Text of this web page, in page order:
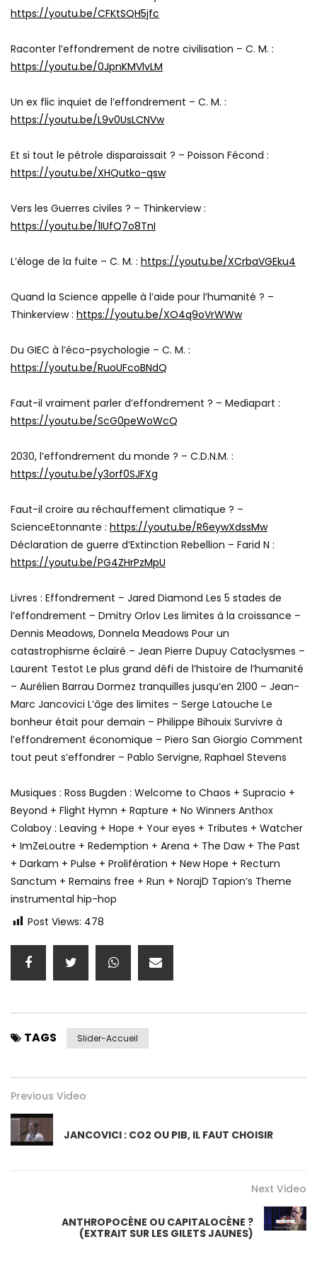
https://youtu.be/CFKtSQH5jfc
Raconter l’effondrement de notre civilisation – C. M. :
https://youtu.be/0JpnKMVlvLM
Un ex flic inquiet de l’effondrement – C. M. :
https://youtu.be/L9v0UsLCNVw
Et si tout le pétrole disparaissait ? – Poisson Fécond :
https://youtu.be/XHQutko-qsw
Vers les Guerres civiles ? – Thinkerview :
https://youtu.be/1IUfQ7o8TnI
L’éloge de la fuite – C. M. : https://youtu.be/XCrbaVGEku4
Quand la Science appelle à l’aide pour l’humanité ? –
Thinkerview : https://youtu.be/XO4q9oVrWWw
Du GIEC à l’éco-psychologie – C. M. :
https://youtu.be/RuoUFcoBNdQ
Faut-il vraiment parler d’effondrement ? – Mediapart :
https://youtu.be/ScG0peWoWcQ
2030, l’effondrement du monde ? – C.D.N.M. :
https://youtu.be/y3orf0SJFXg
Faut-il croire au réchauffement climatique ? –
ScienceEtonnante : https://youtu.be/R6eywXdssMw
Déclaration de guerre d’Extinction Rebellion – Farid N :
https://youtu.be/PG4ZHrPzMpU
Livres : Effondrement – Jared Diamond Les 5 stades de
l’effondrement – Dmitry Orlov Les limites à la croissance –
Dennis Meadows, Donnela Meadows Pour un
catastrophisme éclairé – Jean Pierre Dupuy Cataclysmes –
Laurent Testot Le plus grand défi de l’histoire de l’humanité
– Aurélien Barrau Dormez tranquilles jusqu’en 2100 – Jean-
Marc Jancovici L’âge des limites – Serge Latouche Le
bonheur était pour demain – Philippe Bihouix Survivre à
l’effondrement économique – Piero San Giorgio Comment
tout peut s’effondrer – Pablo Servigne, Raphael Stevens
Musiques : Ross Bugden : Welcome to Chaos + Supracio +
Beyond + Flight Hymn + Rapture + No Winners Anthox
Colaboy : Leaving + Hope + Your eyes + Tributes + Watcher
+ ImZeLoutre + Redemption + Arena + The Daw + The Past
+ Darkam + Pulse + Prolifération + New Hope + Rectum
Sanctum + Remains free + Run + NorajD Tapion’s Theme
instrumental hip-hop
Post Views: 478
TAGS Slider-Accueil
Previous Video
JANCOVICI : CO2 OU PIB, IL FAUT CHOISIR
Next Video
ANTHROPOCÈNE OU CAPITALOCÈNE ?
(EXTRAIT SUR LES GILETS JAUNES)